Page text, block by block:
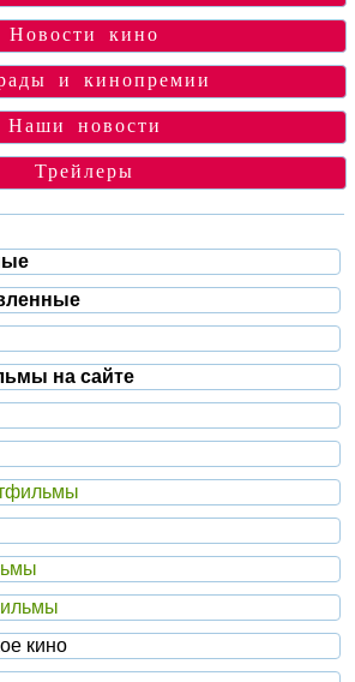
Новости кино
и кинопремии
Наши новости
Трейлеры
на сайте
кино